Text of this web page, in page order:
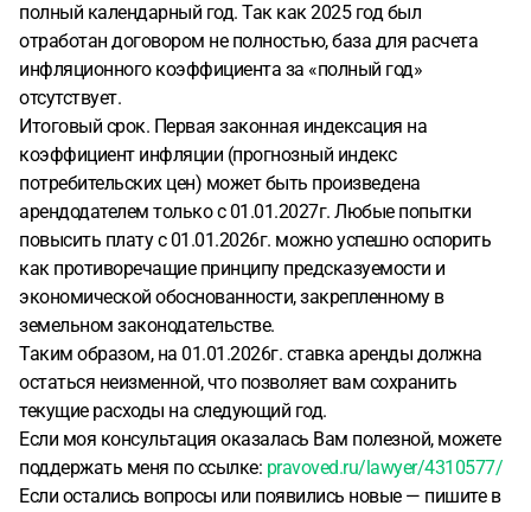
полный календарный год. Так как 2025 год был
отработан договором не полностью, база для расчета
инфляционного коэффициента за «полный год»
отсутствует.
Итоговый срок. Первая законная индексация на
коэффициент инфляции (прогнозный индекс
потребительских цен) может быть произведена
арендодателем только с 01.01.2027г. Любые попытки
повысить плату с 01.01.2026г. можно успешно оспорить
как противоречащие принципу предсказуемости и
экономической обоснованности, закрепленному в
земельном законодательстве.
Таким образом, на 01.01.2026г. ставка аренды должна
остаться неизменной, что позволяет вам сохранить
текущие расходы на следующий год.
Если моя консультация оказалась Вам полезной, можете
поддержать меня по ссылке: pravoved.ru/lawyer/4310577/
Если остались вопросы или появились новые — пишите в